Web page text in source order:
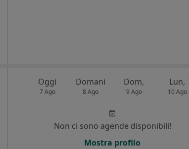
Oggi
7 Ago
Domani
8 Ago
Dom,
9 Ago
Lun,
10 Ago
Non ci sono agende disponibili!
Mostra profilo